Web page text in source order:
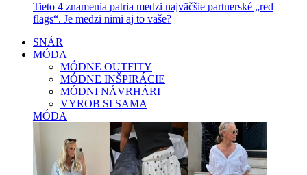
Tieto 4 znamenia patria medzi najväčšie partnerské „red
flags“. Je medzi nimi aj to vaše?
SNÁR
MÓDA
MÓDNE OUTFITY
MÓDNE INŠPIRÁCIE
MÓDNI NÁVRHÁRI
VYROB SI SAMA
MÓDA